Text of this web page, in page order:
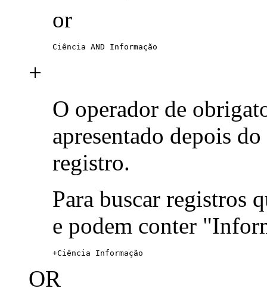
or
Ciência AND Informação
+
O operador de
apresentado depois
registro.
Para buscar registros
e podem conter
+Ciência Informação
OR